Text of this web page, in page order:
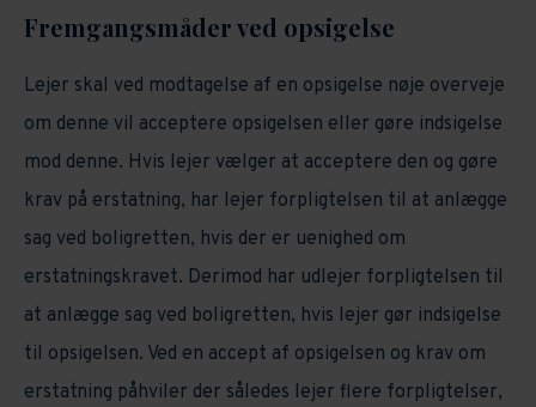
Fremgangsmåder ved opsigelse
Lejer skal ved modtagelse af en opsigelse nøje overveje
om denne vil acceptere opsigelsen eller gøre indsigelse
mod denne. Hvis lejer vælger at acceptere den og gøre
krav på erstatning, har lejer forpligtelsen til at anlægge
sag ved boligretten, hvis der er uenighed om
erstatningskravet. Derimod har udlejer forpligtelsen til
at anlægge sag ved boligretten, hvis lejer gør indsigelse
til opsigelsen. Ved en accept af opsigelsen og krav om
erstatning påhviler der således lejer flere forpligtelser,